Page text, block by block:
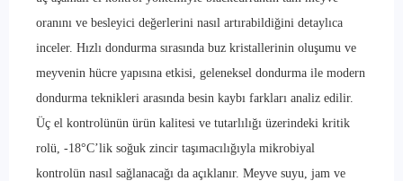
oranını ve besleyici değerlerini nasıl artırabildiğini detaylıca
inceler. Hızlı dondurma sırasında buz kristallerinin oluşumu ve
meyvenin hücre yapısına etkisi, geleneksel dondurma ile modern
dondurma teknikleri arasında besin kaybı farkları analiz edilir.
Üç el kontrolünün ürün kalitesi ve tutarlılığı üzerindeki kritik
rolü, -18°C’lik soğuk zincir taşımacılığıyla mikrobiyal
kontrolün nasıl sağlanacağı da açıklanır. Meyve suyu, jam ve